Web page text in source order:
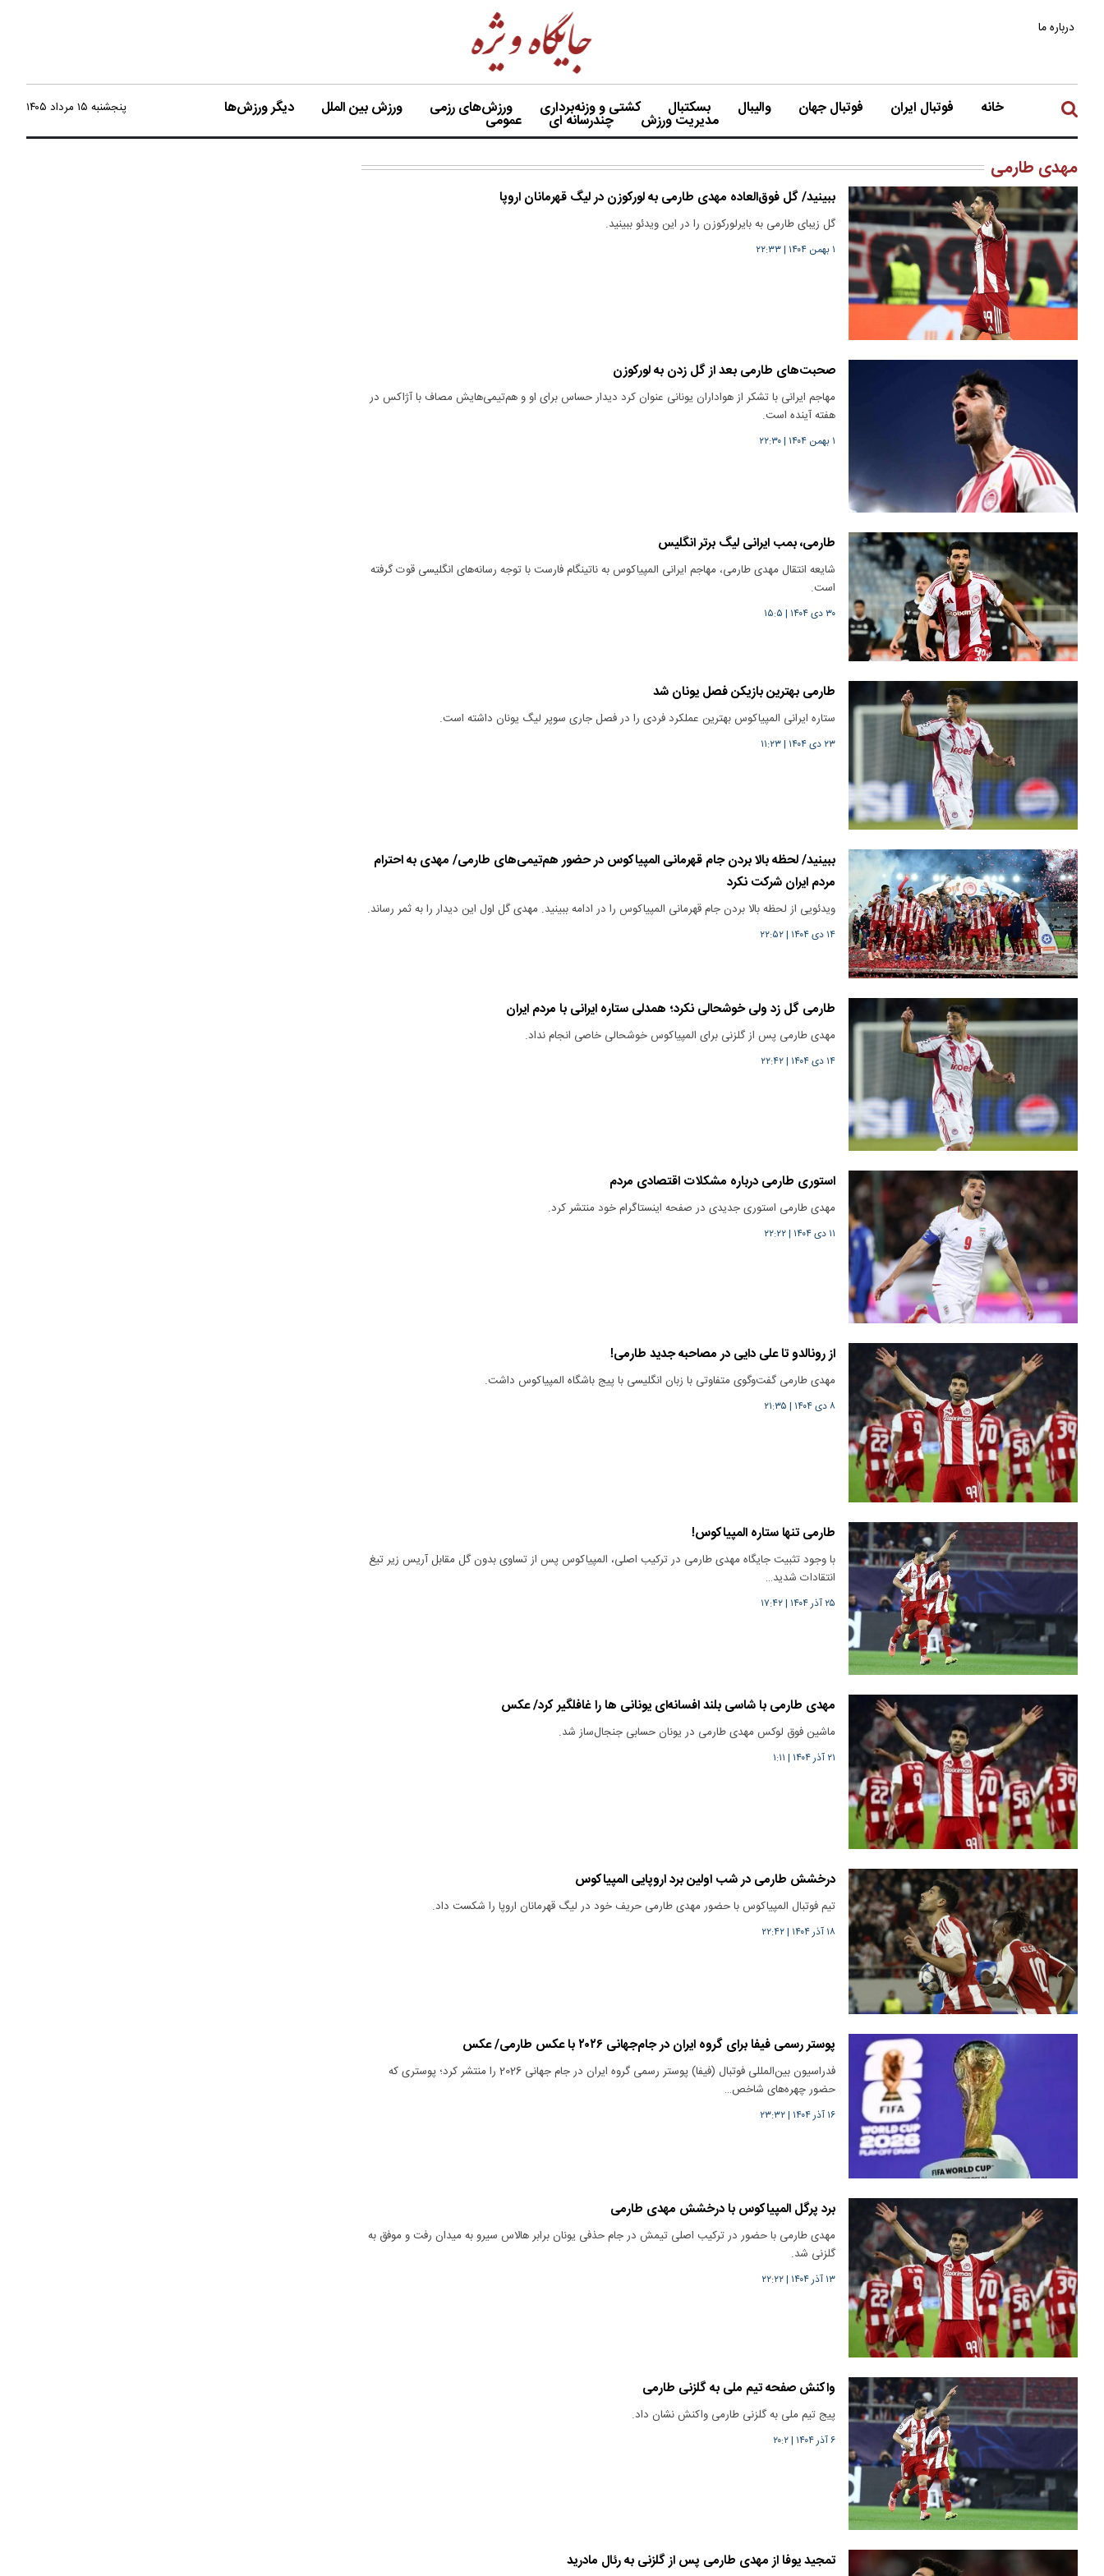
درباره ما
خانه فوتبال ایران فوتبال جهان والیبال بسکتبال کشتی و وزنه‌برداری ورزش‌های رزمی ورزش بین الملل دیگر ورزش‌ها
مدیریت ورزش چندرسانه ای عمومی
پنجشنبه ۱۵ مرداد ۱۴۰۵
مهدی طارمی
ببینید/ گل فوق‌العاده مهدی طارمی به لورکوزن در لیگ قهرمانان اروپا
گل زیبای طارمی به بایرلورکوزن را در این ویدئو ببینید.
۱ بهمن ۱۴۰۴ |۲۲:۳۳
صحبت‌های طارمی بعد از گل زدن به لورکوزن
مهاجم ایرانی با تشکر از هواداران یونانی عنوان کرد دیدار حساس برای او و هم‌تیمی‌هایش مصاف با آژاکس در
هفته آینده است.
۱ بهمن ۱۴۰۴ |۲۲:۳۰
طارمی، بمب ایرانی لیگ برتر انگلیس
شایعه انتقال مهدی طارمی، مهاجم ایرانی المپیاکوس به ناتینگام فارست با توجه رسانه‌های انگلیسی قوت گرفته
است.
۳۰ دی ۱۴۰۴ | ۱۵:۵
طارمی بهترین بازیکن فصل یونان شد
ستاره ایرانی المپیاکوس بهترین عملکرد فردی را در فصل جاری سوپر لیگ یونان داشته است.
۲۳ دی ۱۴۰۴ |۱۱:۲۳
ببینید/ لحظه بالا بردن جام قهرمانی المپیاکوس در حضور هم‌تیمی‌های طارمی/ مهدی به احترام
مردم ایران شرکت نکرد
ویدئویی از لحظه بالا بردن جام قهرمانی المپیاکوس را در ادامه ببینید. مهدی گل اول این دیدار را به ثمر رساند.
۱۴ دی ۱۴۰۴ |۲۲:۵۲
طارمی گل زد ولی خوشحالی نکرد؛ همدلی ستاره ایرانی با مردم ایران
مهدی طارمی پس از گلزنی برای المپیاکوس خوشحالی خاصی انجام نداد.
۱۴ دی ۱۴۰۴ |۲۲:۴۲
استوری طارمی درباره مشکلات اقتصادی مردم
مهدی طارمی استوری جدیدی در صفحه اینستاگرام خود منتشر کرد.
۱۱ دی ۱۴۰۴ |۲۲:۲۲
از رونالدو تا علی دایی در مصاحبه جدید طارمی!
مهدی طارمی گفت‌وگوی متفاوتی با زبان انگلیسی با پیج باشگاه المپیاکوس داشت.
۸ دی ۱۴۰۴ | ۲۱:۳۵
طارمی تنها ستاره المپیاکوس!
با وجود تثبیت جایگاه مهدی طارمی در ترکیب اصلی، المپیاکوس پس از تساوی بدون گل مقابل آریس زیر تیغ
انتقادات شدید…
۲۵ آذر ۱۴۰۴ |۱۷:۴۲
مهدی طارمی با شاسی بلند افسانه‌ای یونانی ها را غافلگیر کرد/ عکس
ماشین فوق لوکس مهدی طارمی در یونان حسابی جنجال‌ساز شد.
۲۱ آذر ۱۴۰۴ | ۱:۱۱
درخشش طارمی در شب اولین برد اروپایی المپیاکوس
تیم فوتبال المپیاکوس با حضور مهدی طارمی حریف خود در لیگ قهرمانان اروپا را شکست داد.
۱۸ آذر ۱۴۰۴ |۲۲:۴۲
پوستر رسمی فیفا برای گروه ایران در جام‌جهانی ۲۰۲۶ با عکس طارمی/ عکس
فدراسیون بین‌المللی فوتبال (فیفا) پوستر رسمی گروه ایران در جام جهانی 2026 را منتشر کرد؛ پوستری که
حضور چهره‌های شاخص…
۱۶ آذر ۱۴۰۴ |۲۳:۳۲
برد پرگل المپیاکوس با درخشش مهدی طارمی
مهدی طارمی با حضور در ترکیب اصلی تیمش در جام حذفی یونان برابر هالاس سیرو به میدان رفت و موفق به
گلزنی شد.
۱۳ آذر ۱۴۰۴ |۲۲:۲۲
واکنش صفحه تیم ملی به گلزنی طارمی
پیج تیم ملی به گلزنی طارمی واکنش نشان داد.
۶ آذر ۱۴۰۴ |۲۰:۲
تمجید یوفا از مهدی طارمی پس از گلزنی به رئال مادرید